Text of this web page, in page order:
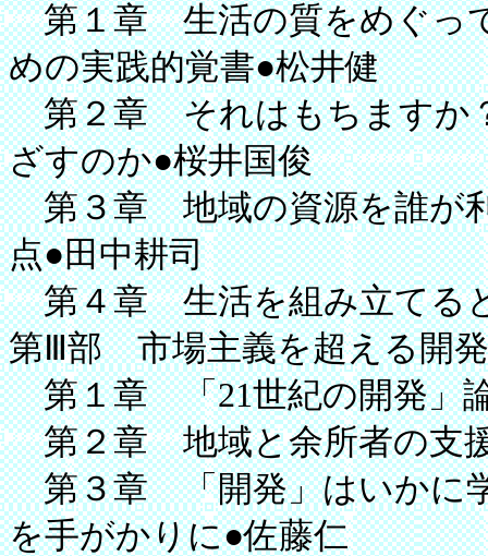
第１章 生活の質をめぐっ
めの実践的覚書●松井健
第２章 それはもちますか
ざすのか●桜井国俊
第３章 地域の資源を誰が
点●田中耕司
第４章 生活を組み立てる
第Ⅲ部 市場主義を超える開
第１章 「21世紀の開発」
第２章 地域と余所者の支
第３章 「開発」はいかに
を手がかりに●佐藤仁